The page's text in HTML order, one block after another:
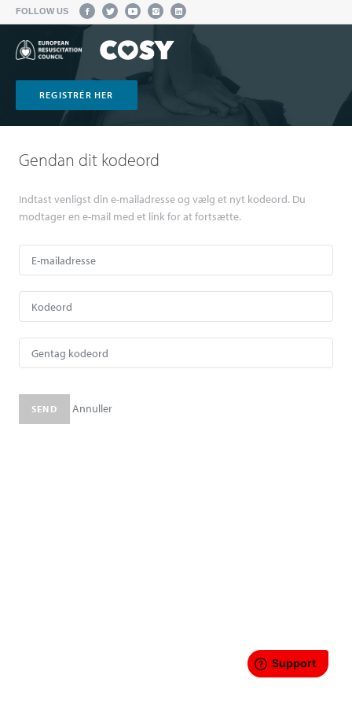
FOLLOW US
REGISTRÉR HER
Gendan dit kodeord
Indtast venligst din e-mailadresse og vælg et nyt kodeord. Du
modtager en e-mail med et link for at fortsætte.
SEND Annuller